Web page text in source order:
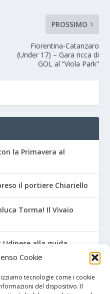
Cookie
tecnologie come i cookie
del dispositivo. Il
PROSSIMO
Fiorentina-Catanzaro
(Under 17) – Gara ricca di
GOL al “Viola Park”
la Primavera al
il portiere Chiariello
Torma! Il Vivaio
Udinese alla guida
Ceduto un classe